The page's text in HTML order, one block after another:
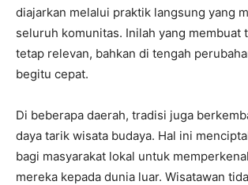
diajarkan melalui praktik langsung yang
seluruh komunitas. Inilah yang membuat
tetap relevan, bahkan di tengah
begitu cepat.
Di beberapa daerah, tradisi juga
daya tarik wisata budaya. Hal ini
bagi masyarakat lokal untuk
mereka kepada dunia luar. Wisatawan